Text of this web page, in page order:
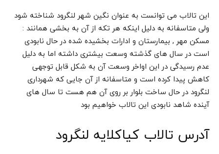
این تالاب می توانست به عنوان نگین شهر لنگرود شناخته شود
ولی متاسفانه به دلیل اینکه هر تکه از آن به بخشی همانند :
مسکن مهر , بیمارستان و ادارات بخشیده شده در حال نابودی
است در سال های گذشته وسعت بیشتری داشته اما به دلیل
عدم رسیدگی در این اواخر وسعت آن به شکل قابل توجهی
کاهش پیدا کرده است و متاسفانه از آن جایی که شهرداری
لنگرود در حال ساخت بلوار بر روی آن هم هست تا سال های
آینده شاهد نابودی این تالاب خواهیم بود
آدرس تالاب کیاکلایه لنگرود